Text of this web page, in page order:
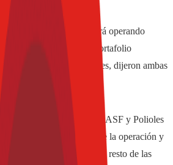
Polioles continuará operando
Alpek y BASF, con un portafolio
y especialidades, dijeron ambas
venta de activos entre BASF y Polioles
sobre los montos de la operación y
ni tampoco sobre el resto de las